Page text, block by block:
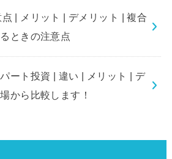
| メリット | デメリット | 複合
ときの注意点
ート投資 | 違い | メリット | デ
から比較します！